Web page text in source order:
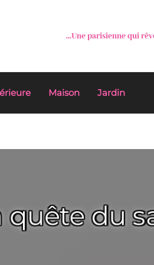
...Une parisienne qui
Maison Jardin
quête du